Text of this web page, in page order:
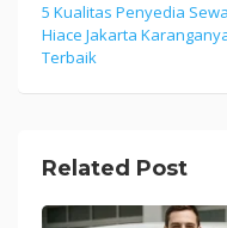
Post
navigation
5 Kualitas Penyedia Sewa
Hiace Jakarta
Terbaik
Related Post